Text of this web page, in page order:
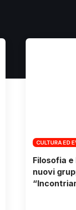
CULTURA ED
Filosofia
nuovi